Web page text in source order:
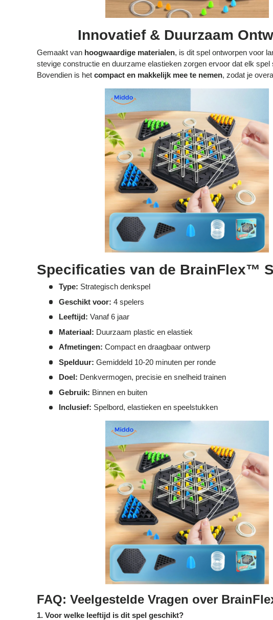
Innovatief & Duurzaam
Gemaakt van hoogwaardige materialen, is dit spel ontworpen voor
stevige constructie en duurzame elastieken zorgen ervoor dat elk spel
Bovendien is het compact en makkelijk mee te nemen, zodat je
Specificaties van de BrainFlex™
Type: Strategisch denkspel
Geschikt voor: 4 spelers
Leeftijd: Vanaf 6 jaar
Materiaal: Duurzaam plastic en elastiek
Afmetingen: Compact en draagbaar ontwerp
Spelduur: Gemiddeld 10-20 minuten per ronde
Doel: Denkvermogen, precisie en snelheid trainen
Gebruik: Binnen en buiten
Inclusief: Spelbord, elastieken en speelstukken
FAQ: Veelgestelde Vragen over
1. Voor welke leeftijd is dit spel geschikt?